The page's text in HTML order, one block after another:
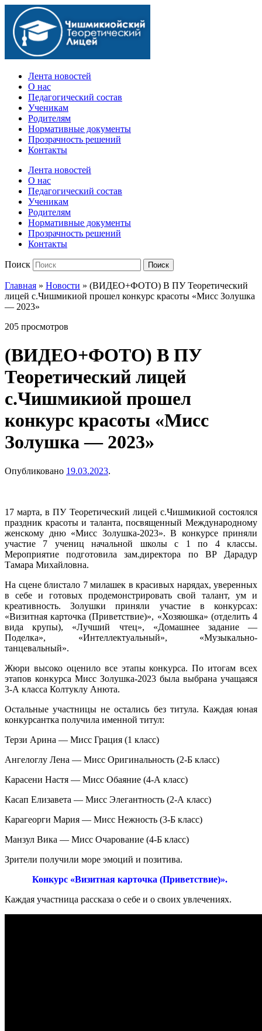
Официальный сайт учебного заведения
Лента новостей
О нас
Педагогический состав
Ученикам
Родителям
Нормативные документы
Прозрачность решений
Контакты
Лента новостей
О нас
Педагогический состав
Ученикам
Родителям
Нормативные документы
Прозрачность решений
Контакты
Поиск Поиск
Главная » Новости » (ВИДЕО+ФОТО) В ПУ Теоретический
лицей с.Чишмикиой прошел конкурс красоты «Мисс Золушка
— 2023»
205 просмотров
(ВИДЕО+ФОТО) В ПУ
Теоретический лицей
с.Чишмикиой прошел
конкурс красоты «Мисс
Золушка — 2023»
Опубликовано 19.03.2023.
17 марта, в ПУ Теоретический лицей с.Чишмикиой состоялся
праздник красоты и таланта, посвященный Международному
женскому дню «Мисс Золушка-2023». В конкурсе приняли
участие 7 учениц начальной школы с 1 по 4 классы.
Мероприятие подготовила зам.директора по ВР Дарадур
Тамара Михайловна.
На сцене блистало 7 милашек в красивых нарядах, уверенных
в себе и готовых продемонстрировать свой талант, ум и
креативность. Золушки приняли участие в конкурсах:
«Визитная карточка (Приветствие)», «Хозяюшка» (отделить 4
вида крупы), «Лучший чтец», «Домашнее задание —
Поделка», «Интеллектуальный», «Музыкально-
танцевальный».
Жюри высоко оценило все этапы конкурса. По итогам всех
этапов конкурса Мисс Золушка-2023 была выбрана учащаяся
3-А класса Колтуклу Анюта.
Остальные участницы не остались без титула. Каждая юная
конкурсантка получила именной титул:
Терзи Арина — Мисс Грация (1 класс)
Ангелоглу Лена — Мисс Оригинальность (2-Б класс)
Карасени Настя — Мисс Обаяние (4-А класс)
Касап Елизавета — Мисс Элегантность (2-А класс)
Карагеорги Мария — Мисс Нежность (3-Б класс)
Манзул Вика — Мисс Очарование (4-Б класс)
Зрители получили море эмоций и позитива.
Конкурс «Визитная карточка (Приветствие)».
Каждая участница рассказа о себе и о своих увлечениях.